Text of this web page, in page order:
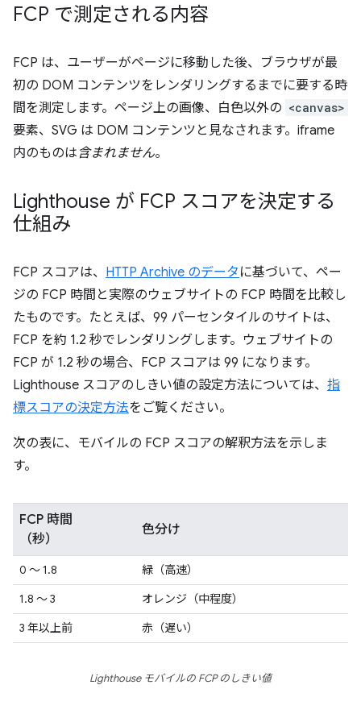
FCP で測定される内容
FCP は、ユーザーがページに移動した後、ブラウザが最
初の DOM コンテンツをレンダリングするまでに要する時
間を測定します。ページ上の画像、白色以外の <canvas>
要素、SVG は DOM コンテンツと見なされます。iframe
内のものは 含まれません。
Lighthouse が FCP スコアを決定する
仕組み
FCP スコアは、 HTTP Archive のデータ に基づいて、ペー
ジの FCP 時間と実際のウェブサイトの FCP 時間を比較し
たものです。たとえば、99 パーセンタイルのサイトは、
FCP を約 1.2 秒でレンダリングします。ウェブサイトの
FCP が 1.2 秒の場合、FCP スコアは 99 になります。
Lighthouse スコアのしきい値の設定方法については、 指
標スコアの決定方法をご覧ください。
次の表に、モバイルの FCP スコアの解釈方法を示しま
す。
FCP 時間
（秒）
色分け
0 ～ 1.8
緑（高速）
1.8 ～ 3
オレンジ（中程度）
3 年以上前
赤（遅い）
Lighthouse モバイルの FCP のしきい値